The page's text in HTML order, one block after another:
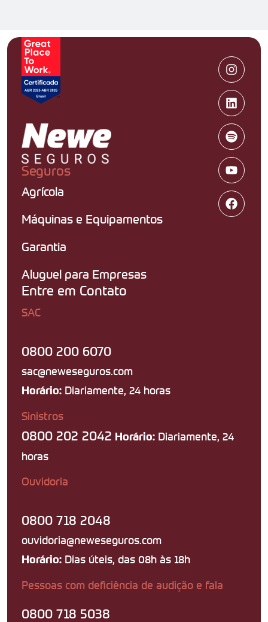
Seguros
Agrícola
Máquinas e Equipamentos
Garantia
Aluguel para Empresas
Entre em Contato
SAC
0800 200 6070
sac@neweseguros.com
Horário: Diariamente, 24 horas
Sinistros
0800 202 2042 Horário: Diariamente, 24
horas
Ouvidoria
0800 718 2048
ouvidoria@neweseguros.com
Horário: Dias úteis, das 08h às 18h
Pessoas com deficiência de audição e fala
0800 718 5038